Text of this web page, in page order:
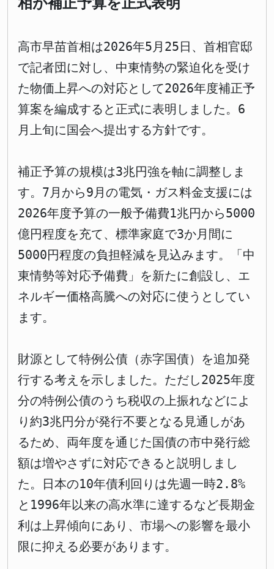
高市早苗首相は2026年5月25日、首相官邸
で記者団に対し、中東情勢の緊迫化を受け
た物価上昇への対応として2026年度補正予
算案を編成すると正式に表明しました。6
月上旬に国会へ提出する方針です。
補正予算の規模は3兆円強を軸に調整しま
す。7月から9月の電気・ガス料金支援には
2026年度予算の一般予備費1兆円から5000
億円程度を充て、標準家庭で3か月間に
5000円程度の負担軽減を見込みます。「中
東情勢等対応予備費」を新たに創設し、エ
ネルギー価格高騰への対応に使うとしてい
ます。
財源として特例公債（赤字国債）を追加発
行する考えを示しました。ただし2025年度
分の特例公債のうち税収の上振れなどによ
り約3兆円分が発行不要となる見通しがあ
るため、両年度を通じた国債の市中発行総
額は増やさずに対応できると説明しまし
た。日本の10年債利回りは先週一時2.8%
と1996年以来の高水準に達するなど長期金
利は上昇傾向にあり、市場への影響を最小
限に抑える必要があります。